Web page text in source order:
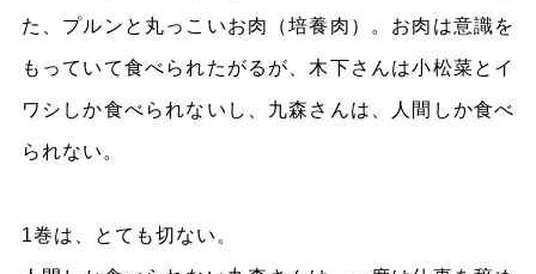
た、プルンと丸っこいお肉（培養肉）。お肉は意識を
もっていて食べられたがるが、木下さんは小松菜とイ
ワシしか食べられないし、九森さんは、人間しか食べ
られない。
1巻は、とても切ない。